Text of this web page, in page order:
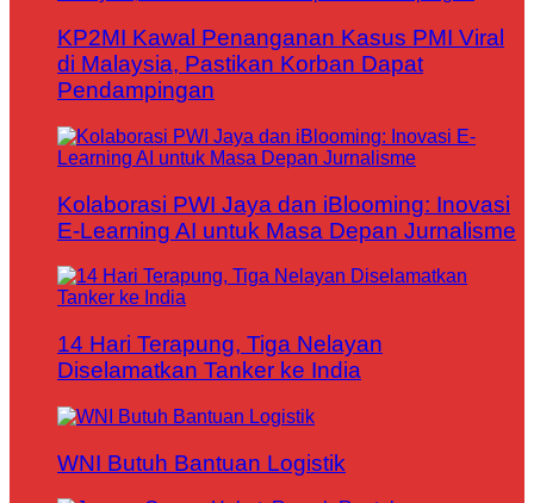
KP2MI Kawal Penanganan Kasus PMI Viral
di Malaysia, Pastikan Korban Dapat
Pendampingan
Kolaborasi PWI Jaya dan iBlooming: Inovasi
E-Learning AI untuk Masa Depan Jurnalisme
14 Hari Terapung, Tiga Nelayan
Diselamatkan Tanker ke India
WNI Butuh Bantuan Logistik